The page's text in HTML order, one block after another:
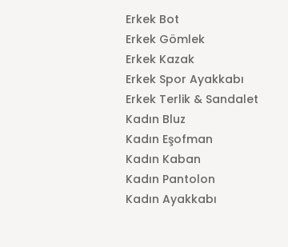
Erkek Bot
Erkek Gömlek
Erkek Kazak
Erkek Spor Ayakkabı
Erkek Terlik & Sandalet
Kadın Bluz
Kadın Eşofman
Kadın Kaban
Kadın Pantolon
Kadın Ayakkabı